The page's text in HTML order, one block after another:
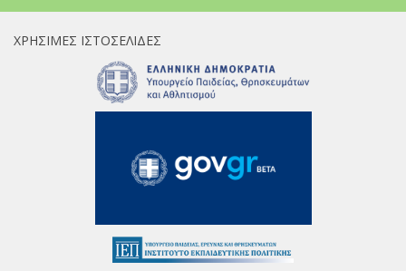
ΧΡΉΣΙΜΕΣ ΙΣΤΟΣΕΛΊΔΕΣ